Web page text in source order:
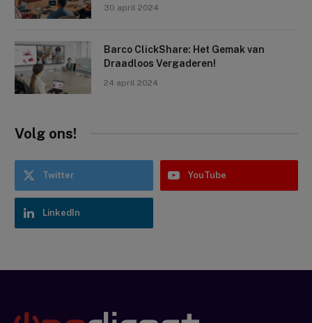
30 april 2024
Barco ClickShare: Het Gemak van
Draadloos Vergaderen!
24 april 2024
Volg ons!
Twitter YouTube
LinkedIn